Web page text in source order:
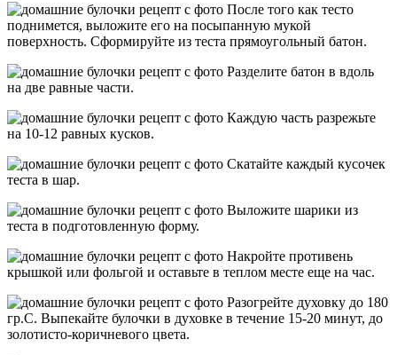
После того как тесто
поднимется, выложите его на посыпанную мукой
поверхность. Сформируйте из теста прямоугольный батон.
Разделите батон в вдоль
на две равные части.
Каждую часть разрежьте
на 10-12 равных кусков.
Скатайте каждый кусочек
теста в шар.
Выложите шарики из
теста в подготовленную форму.
Накройте противень
крышкой или фольгой и оставьте в теплом месте еще на час.
Разогрейте духовку до 180
гр.С. Выпекайте булочки в духовке в течение 15-20 минут, до
золотисто-коричневого цвета.